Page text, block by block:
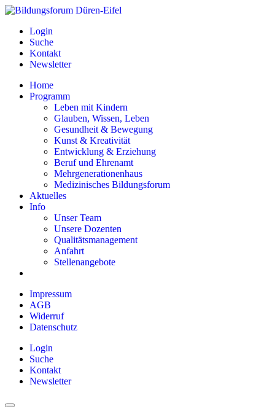
Login
Suche
Kontakt
Newsletter
Home
Programm
Leben mit Kindern
Glauben, Wissen, Leben
Gesundheit & Bewegung
Kunst & Kreativität
Entwicklung & Erziehung
Beruf und Ehrenamt
Mehrgenerationenhaus
Medizinisches Bildungsforum
Aktuelles
Info
Unser Team
Unsere Dozenten
Qualitätsmanagement
Anfahrt
Stellenangebote
Impressum
AGB
Widerruf
Datenschutz
Login
Suche
Kontakt
Newsletter